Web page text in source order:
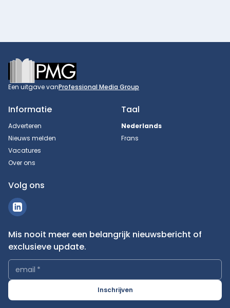
Footer
Een uitgave vanProfessional Media Group
Informatie
Adverteren
Nieuws melden
Vacatures
Over ons
Taal
Nederlands
Frans
Volg ons
Mis nooit meer een belangrijk nieuwsbericht of
exclusieve update.
email *
Inschrijven